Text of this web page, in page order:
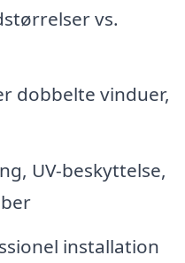
vs.
dobbelte vinduer,
UV-beskyttelse,
installation